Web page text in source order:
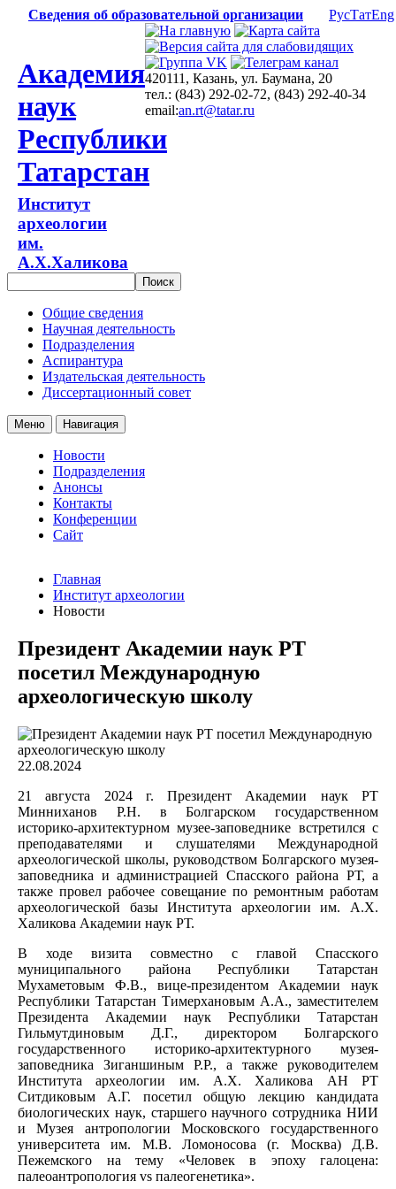
Сведения об образовательной организации РусТатEng
Академия
наук
Республики
Татарстан
Институт
археологии
им.
А.Х.Халикова
420111, Казань, ул. Баумана, 20
тел.: (843) 292-02-72, (843) 292-40-34
email:an.rt@tatar.ru
Общие сведения
Научная деятельность
Подразделения
Аспирантура
Издательская деятельность
Диссертационный совет
Меню Навигация
Новости
Подразделения
Анонсы
Контакты
Конференции
Сайт
Главная
Институт археологии
Новости
Президент Академии наук РТ
посетил Международную
археологическую школу
22.08.2024
21 августа 2024 г. Президент Академии наук РТ
Минниханов Р.Н. в Болгарском государственном
историко-архитектурном музее-заповеднике встретился с
преподавателями и слушателями Международной
археологической школы, руководством Болгарского музея-
заповедника и администрацией Спасского района РТ, а
также провел рабочее совещание по ремонтным работам
археологической базы Института археологии им. А.Х.
Халикова Академии наук РТ.
В ходе визита совместно с главой Спасского
муниципального района Республики Татарстан
Мухаметовым Ф.В., вице-президентом Академии наук
Республики Татарстан Тимерхановым А.А., заместителем
Президента Академии наук Республики Татарстан
Гильмутдиновым Д.Г., директором Болгарского
государственного историко-архитектурного музея-
заповедника Зиганшиным Р.Р., а также руководителем
Института археологии им. А.Х. Халикова АН РТ
Ситдиковым А.Г. посетил общую лекцию кандидата
биологических наук, старшего научного сотрудника НИИ
и Музея антропологии Московского государственного
университета им. М.В. Ломоносова (г. Москва) Д.В.
Пежемского на тему «Человек в эпоху галоцена:
палеоантропология vs палеогенетика».